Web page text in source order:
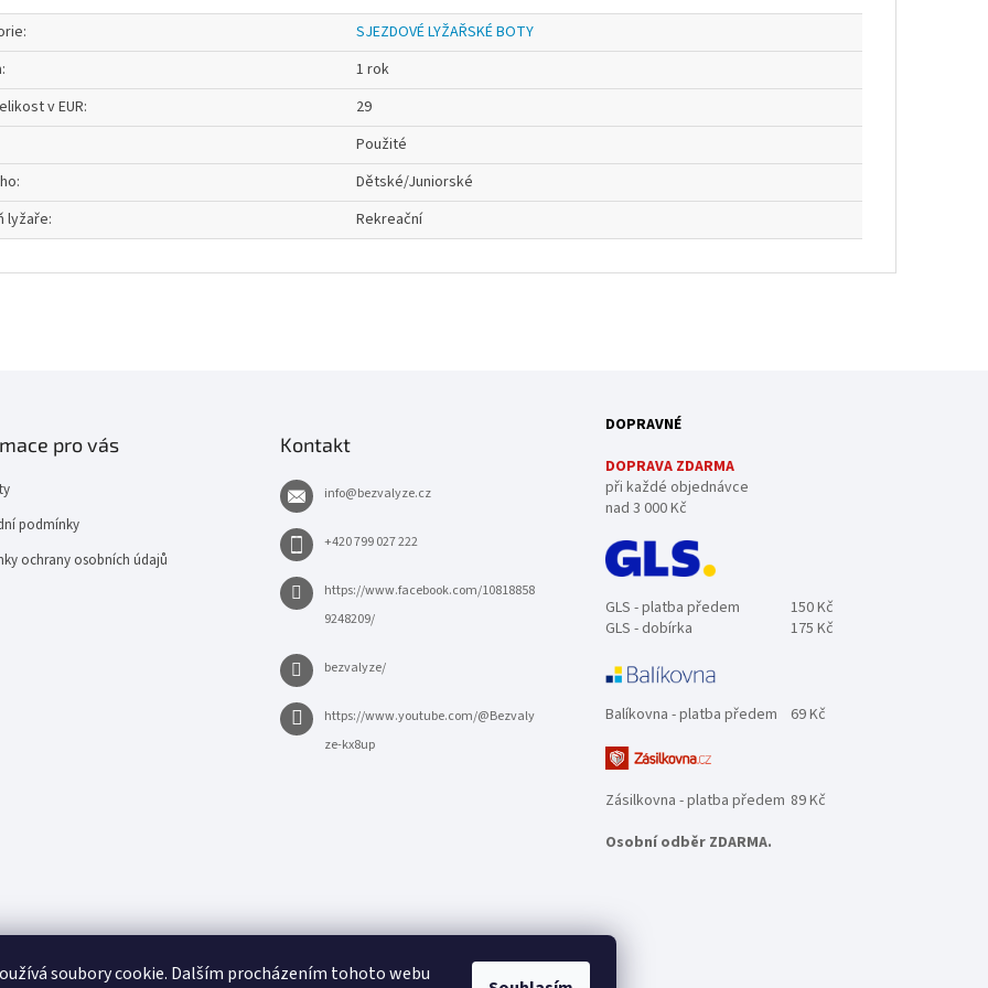
soubory cookie. Dalším procházením tohoto webu
:
SJEZDOVÉ LYŽAŘSKÉ BOTY
:
1 rok
v EUR:
29
Použité
:
Dětské/Juniorské
lyžaře: Rekreační
pro vás
podmínky
ochrany osobních údajů
Kontakt
info@bezvalyze.cz
+420 799 027 222
https://www.facebook.com/10818858
9248209/
bezvalyze/
https://www.youtube.com/@Bezvaly
ze-kx8up
DOPRAVNÉ
DOPRAVA ZDARMA
při každé objednávce
nad 3 000 Kč
GLS - platba předem
150 Kč
GLS - dobírka
175 Kč
Balíkovna - platba předem 69 Kč
Zásilkovna - platba předem 89 Kč
Osobní odběr ZDARMA.